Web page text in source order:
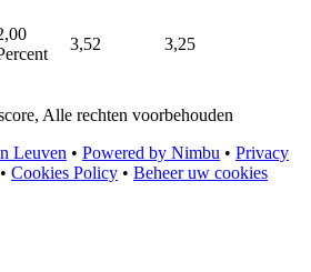
3,52 3,25
Alle rechten voorbehouden
Leuven • Powered by Nimbu • Privacy
• Cookies Policy • Beheer uw cookies